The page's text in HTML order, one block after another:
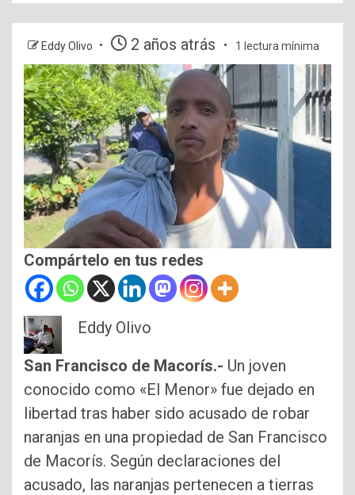
Eddy Olivo 2 años atrás 1 lectura mínima
Compártelo en tus redes
Eddy Olivo
San Francisco de Macorís.- Un joven
conocido como «El Menor» fue dejado en
libertad tras haber sido acusado de robar
naranjas en una propiedad de San Francisco
de Macorís. Según declaraciones del
acusado, las naranjas pertenecen a tierras